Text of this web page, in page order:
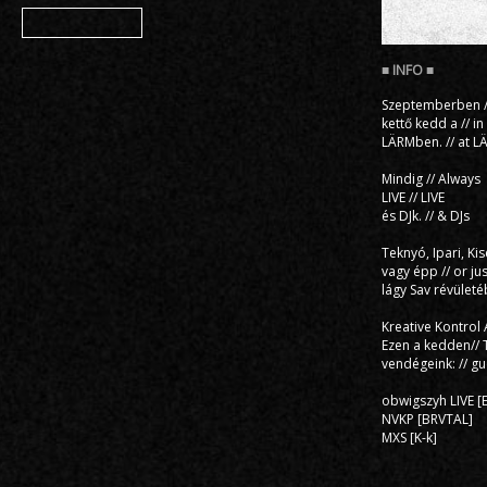
Szeptemberben
kettő kedd a //
LÄRMben. // at
Mindig // Always
LIVE // LIVE
és DJk. // & DJs
Teknyó, Ipari,
vagy épp // or
lágy Sav
Kreative Kontrol
Ezen a kedden//
vendégeink: //
obwigszyh LIVE
NVKP [BRVTAL]
MXS [K-k]